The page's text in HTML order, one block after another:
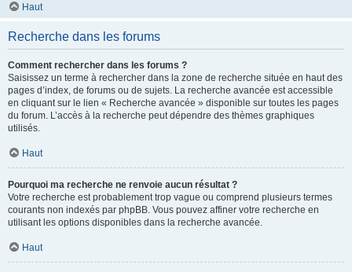
Haut
Recherche dans les forums
Comment rechercher dans les forums ?
Saisissez un terme à rechercher dans la zone de recherche située en haut des
pages d’index, de forums ou de sujets. La recherche avancée est accessible
en cliquant sur le lien « Recherche avancée » disponible sur toutes les pages
du forum. L’accès à la recherche peut dépendre des thèmes graphiques
utilisés.
Haut
Pourquoi ma recherche ne renvoie aucun résultat ?
Votre recherche est probablement trop vague ou comprend plusieurs termes
courants non indexés par phpBB. Vous pouvez affiner votre recherche en
utilisant les options disponibles dans la recherche avancée.
Haut